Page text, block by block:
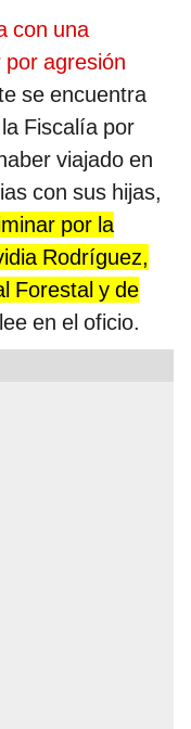
con una
agresión
se encuentra
Fiscalía por
viajado en
con sus hijas,
por la
Rodríguez,
Forestal y de
en el oficio.